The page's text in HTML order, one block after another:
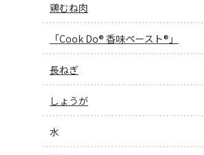
鶏むね肉
「Cook Do® 香味ペースト®」
長ねぎ
しょうが
水